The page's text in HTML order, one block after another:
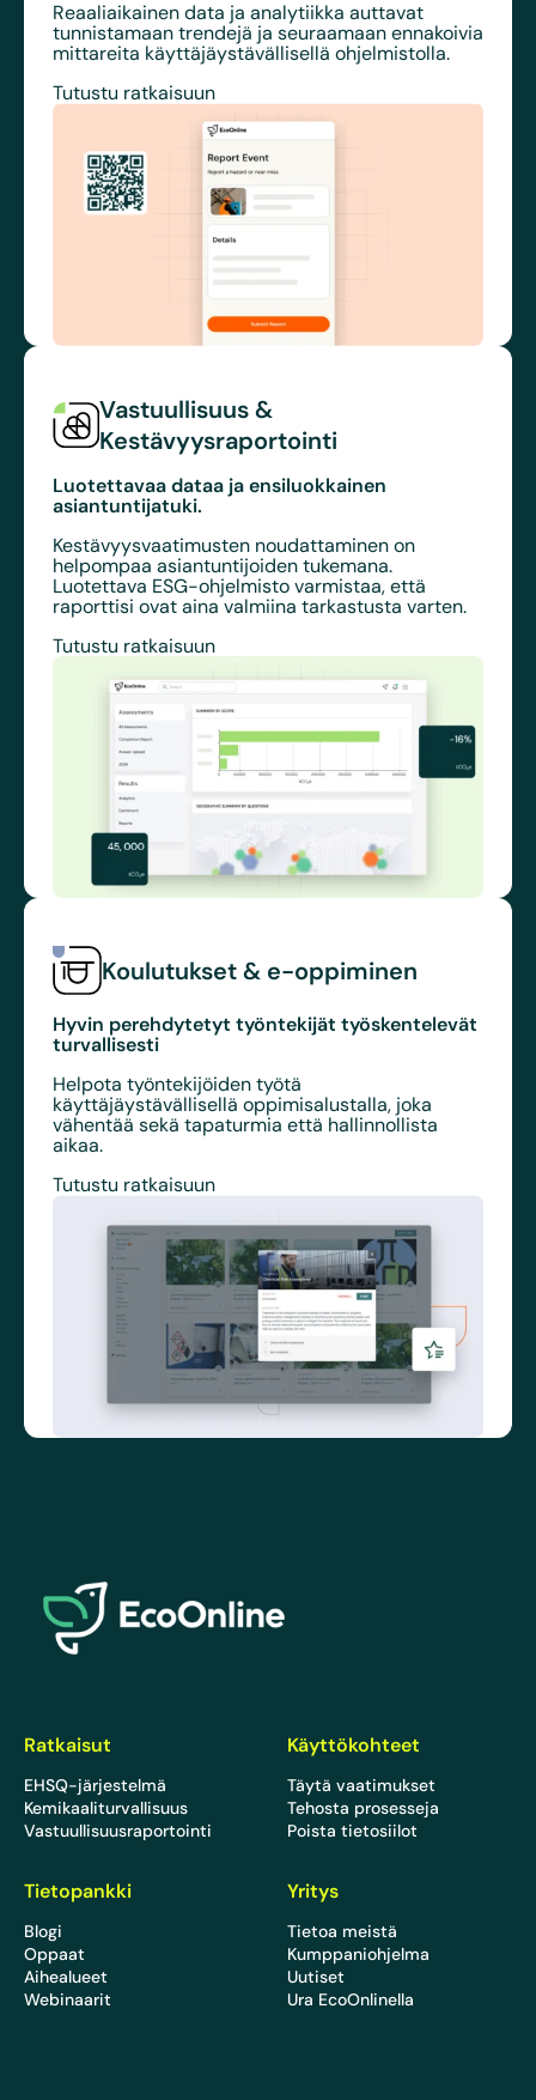
Reaaliaikainen data ja analytiikka auttavat
tunnistamaan trendejä ja seuraamaan ennakoivia
mittareita käyttäjäystävällisellä ohjelmistolla.
Tutustu ratkaisuun
Vastuullisuus &
Kestävyysraportointi
Luotettavaa dataa ja ensiluokkainen
asiantuntijatuki.
Kestävyysvaatimusten noudattaminen on
helpompaa asiantuntijoiden tukemana.
Luotettava ESG-ohjelmisto varmistaa, että
raporttisi ovat aina valmiina tarkastusta varten.
Tutustu ratkaisuun
Koulutukset & e-oppiminen
Hyvin perehdytetyt työntekijät työskentelevät
turvallisesti
Helpota työntekijöiden työtä
käyttäjäystävällisellä oppimisalustalla, joka
vähentää sekä tapaturmia että hallinnollista
aikaa.
Tutustu ratkaisuun
Ratkaisut
EHSQ-järjestelmä
Kemikaaliturvallisuus
Vastuullisuusraportointi
Käyttökohteet
Täytä vaatimukset
Tehosta prosesseja
Poista tietosiilot
Tietopankki
Blogi
Oppaat
Aihealueet
Webinaarit
Yritys
Tietoa meistä
Kumppaniohjelma
Uutiset
Ura EcoOnlinella